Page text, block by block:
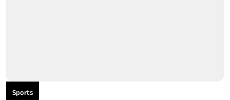
Sports